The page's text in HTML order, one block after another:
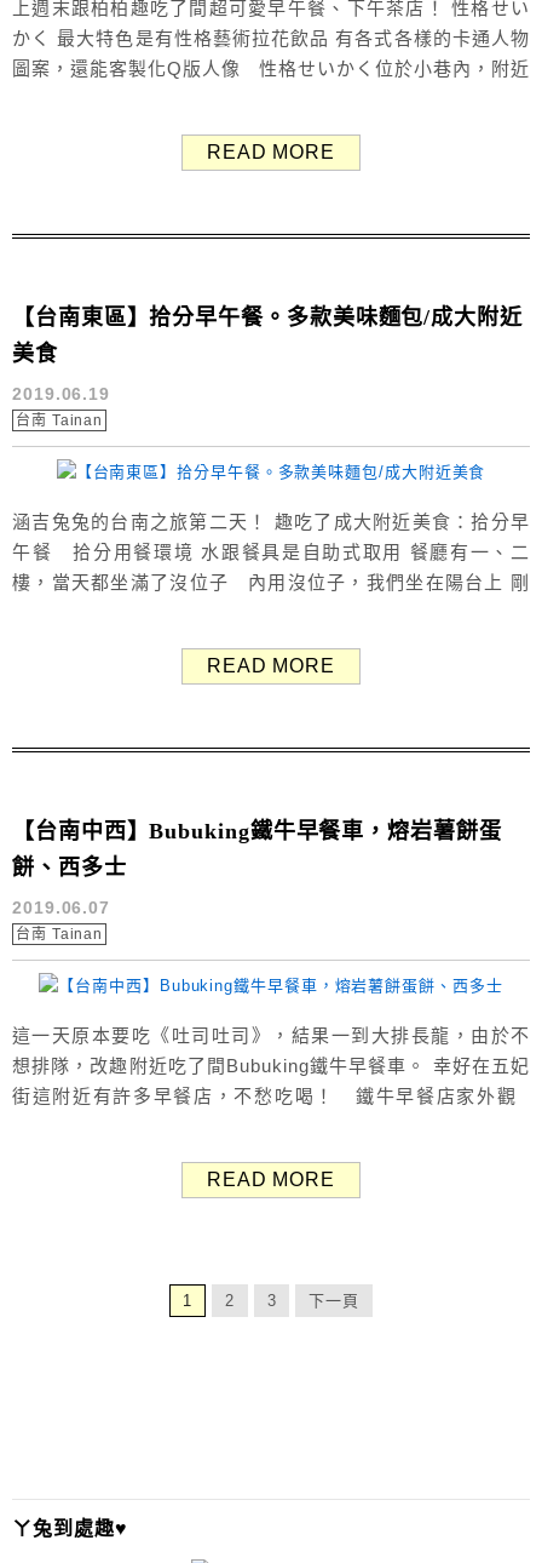
上週末跟柏柏趣吃了間超可愛早午餐、下午茶店！ 性格せい
かく 最大特色是有性格藝術拉花飲品 有各式各樣的卡通人物
圖案，還能客製化Q版人像 性格せいかく位於小巷內，附近
喜歡的人就一直喜歡 生活是用來喜歡的 我好喜歡性格餐廳寫
READ MORE
【台南東區】拾分早午餐。多款美味麵包/成大附近
美食
2019.06.19
台南 Tainan
涵吉兔兔的台南之旅第二天！ 趣吃了成大附近美食：拾分早
午餐 拾分用餐環境 水跟餐具是自助式取用 餐廳有一、二
樓，當天都坐滿了沒位子 內用沒位子，我們坐在陽台上 剛
錯啦，享受一下自然的溫度 最後喝了冰飲也有好一些 拾分
READ MORE
【台南中西】Bubuking鐵牛早餐車，熔岩薯餅蛋
餅、西多士
2019.06.07
台南 Tainan
這一天原本要吃《吐司吐司》，結果一到大排長龍，由於不
想排隊，改趣附近吃了間Bubuking鐵牛早餐車。 幸好在五妃
街這附近有許多早餐店，不愁吃喝！ 鐵牛早餐店家外觀
點心、飲料。 蛋餅：起司+10元、牽絲+15元、熔岩醬+15
READ MORE
1 2 3 下一頁
ㄚ兔到處趣♥